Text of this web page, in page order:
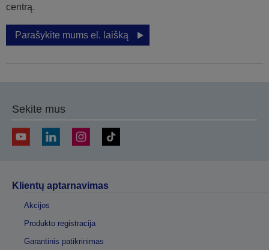
centrą.
Parašykite mums el. laišką
Sekite mus
Klientų aptarnavimas
Akcijos
Produkto registracija
Garantinis patikrinimas